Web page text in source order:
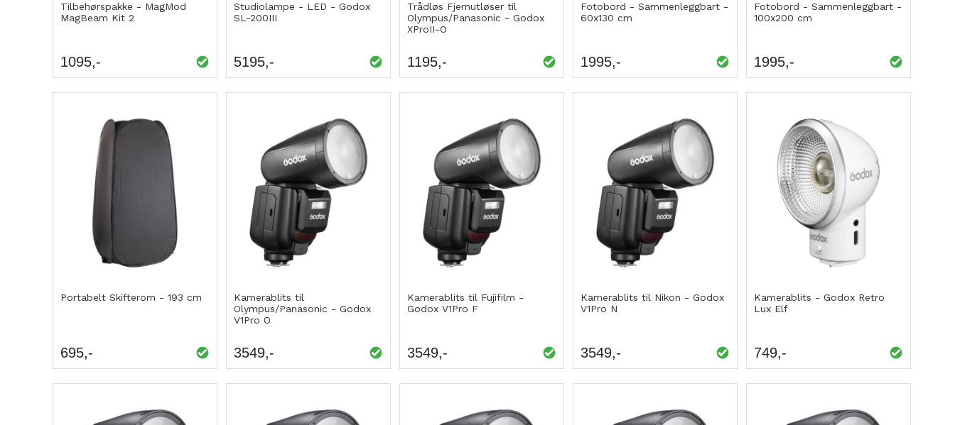
Tilbehørspakke - MagMod
MagBeam Kit 2
1095
Studiolampe - LED - Godox
SL-200III
5195
Trådløs Fjernutløser til
Olympus/Panasonic - Godox
XProII-O
1195
Fotobord - Sammenleggbart -
60x130 cm
1995
Fotobord - Sammenleggbart -
100x200 cm
1995
Portabelt Skifterom - 193 cm
695
Kamerablits til
Olympus/Panasonic - Godox
V1Pro O
3549
Kamerablits til Fujifilm -
Godox V1Pro F
3549
Kamerablits til Nikon - Godox
V1Pro N
3549
Kamerablits - Godox Retro
Lux Elf
749